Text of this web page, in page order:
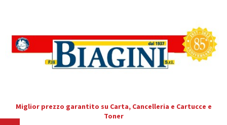
Miglior prezzo garantito su Carta, Cancelleria e Cartucce e
Toner